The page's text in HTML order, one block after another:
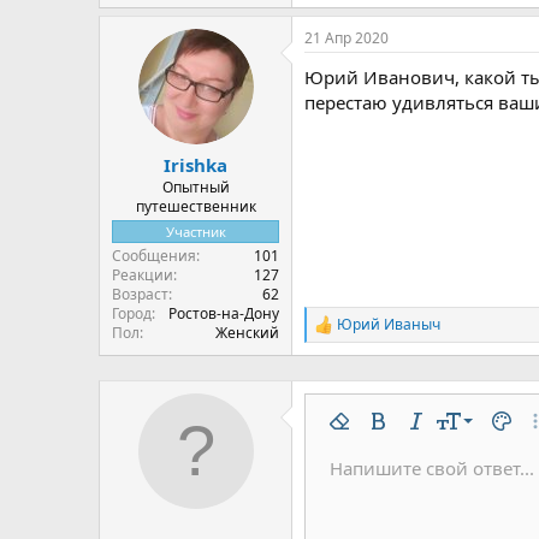
а
к
и
и
Irishka
Опытный
путешественник
Участник
Сообщения
101
Реакции
127
Возраст
62
Город
Ростов-на-Дону
Пол
Женский
21 Апр 2020
Юрий Иванович, какой
перестаю удивляться
Р
е
к
Юрий Иваныч
УдалитьЖирныйКурсивРазмер
9
10
Цвет
Шрифт Arial
Зачёркнутый
Подчёркнутый
Вставить
Спойлер
Код
Напишите свой ответ...